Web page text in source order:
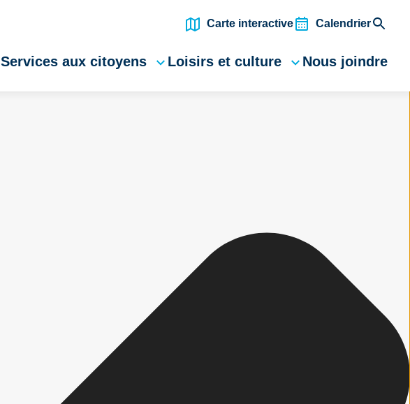
Carte interactive Calendrier
Services aux citoyens Loisirs et culture Nous joindre